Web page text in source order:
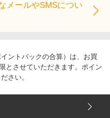
メールやSMSについ
ントバックの合算）は、お買
とさせていただきます。ポイン
さい。